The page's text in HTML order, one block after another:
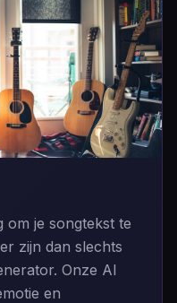
om je songtekst te
zijn dan slechts
Onze AI
en